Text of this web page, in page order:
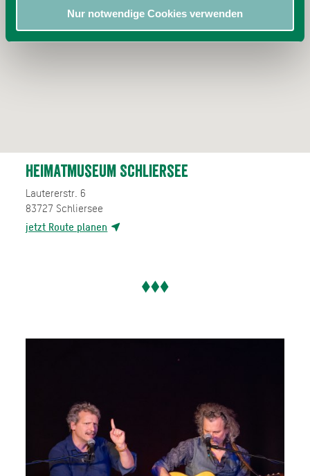
Nur notwendige Cookies verwenden
Heimatmuseum Schliersee
Lautererstr. 6
83727 Schliersee
jetzt Route planen